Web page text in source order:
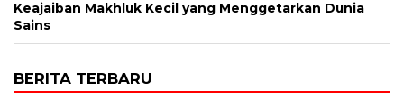
Keajaiban Makhluk Kecil yang Menggetarkan Dunia
Sains
BERITA TERBARU